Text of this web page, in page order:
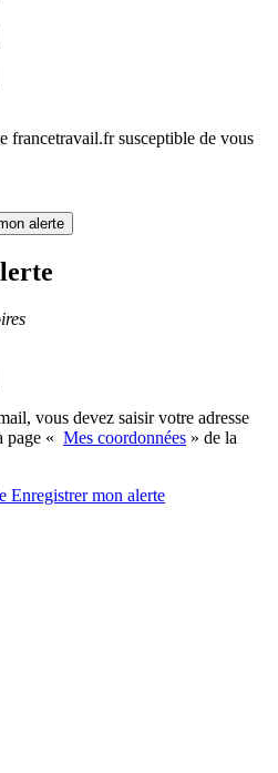
francetravail.fr susceptible de vous
alerte
vous devez saisir votre adresse
page « Mes coordonnées » de la
Enregistrermon alerte